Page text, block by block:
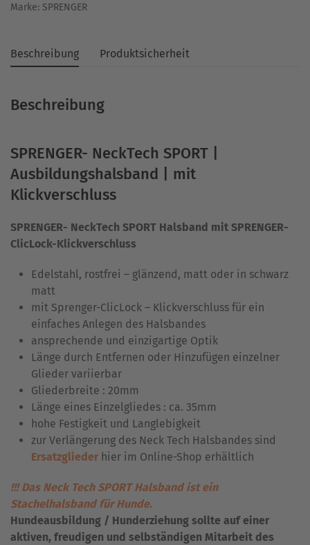
Marke: SPRENGER
Beschreibung Produktsicherheit
Beschreibung
SPRENGER- NeckTech SPORT |
Ausbildungshalsband | mit
Klickverschluss
SPRENGER- NeckTech SPORT Halsband mit SPRENGER-
ClicLock-Klickverschluss
Edelstahl, rostfrei – glänzend, matt oder in schwarz
matt
mit Sprenger-ClicLock – Klickverschluss für ein
einfaches Anlegen des Halsbandes
ansprechende und einzigartige Optik
Länge durch Entfernen oder Hinzufügen einzelner
Glieder variierbar
Gliederbreite : 20mm
Länge eines Einzelgliedes : ca. 35mm
hohe Festigkeit und Langlebigkeit
zur Verlängerung des Neck Tech Halsbandes sind
Ersatzglieder hier im Online-Shop erhältlich
!!! Das Neck Tech SPORT Halsband ist ein
Stachelhalsband für Hunde.
Hundeausbildung / Hunderziehung sollte auf einer
aktiven, freudigen und selbständigen Mitarbeit des